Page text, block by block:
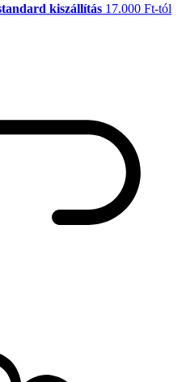
kiszállítás 17.000 Ft-tól